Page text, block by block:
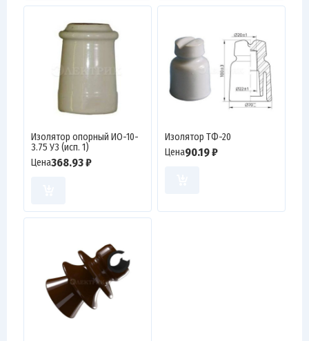
Изолятор опорный ИО-10-
3.75 У3 (исп. 1)
Цена368.93 ₽
Изолятор ТФ-20
Цена90.19 ₽